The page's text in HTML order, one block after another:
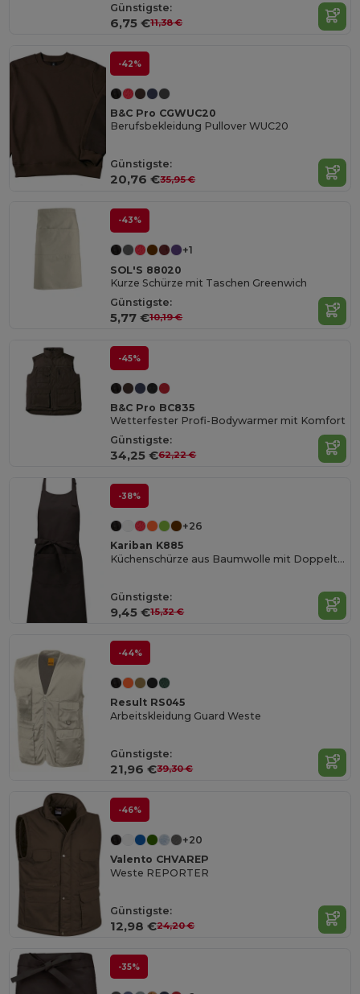
Günstigste:
6,75 €11,38 €
-42%
B&C Pro CGWUC20
Berufsbekleidung Pullover WUC20
Günstigste:
20,76 €35,95 €
-43%
+1
SOL'S 88020
Kurze Schürze mit Taschen Greenwich
Günstigste:
5,77 €10,19 €
-45%
B&C Pro BC835
Wetterfester Profi-Bodywarmer mit Komfort
Günstigste:
34,25 €62,22 €
-38%
+26
Kariban K885
Küchenschürze aus Baumwolle mit Doppeltasche
Günstigste:
9,45 €15,32 €
-44%
Result RS045
Arbeitskleidung Guard Weste
Günstigste:
21,96 €39,30 €
-46%
+20
Valento CHVAREP
Weste REPORTER
Günstigste:
12,98 €24,20 €
-35%